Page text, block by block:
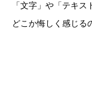
「文字」や「テキ
どこか悔しく感じる